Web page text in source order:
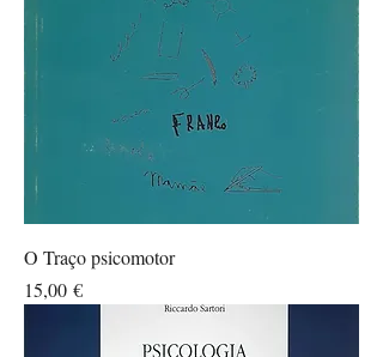
O Traço psicomotor
Prezzo
15,00 €